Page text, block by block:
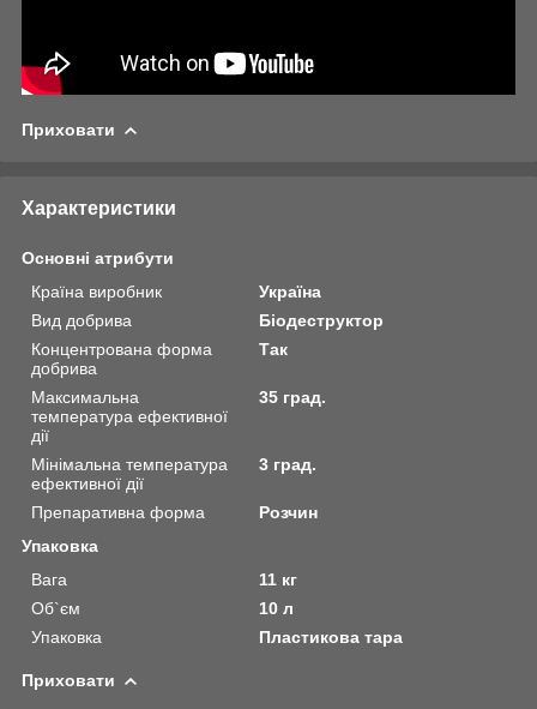
Приховати
Характеристики
Основні атрибути
Країна виробник
Україна
Вид добрива
Біодеструктор
Концентрована форма
добрива
Так
Максимальна
температура ефективної
дії
35 град.
Мінімальна температура
ефективної дії
3 град.
Препаративна форма
Розчин
Упаковка
Вага
11 кг
Об`єм
10 л
Упаковка
Пластикова тара
Приховати